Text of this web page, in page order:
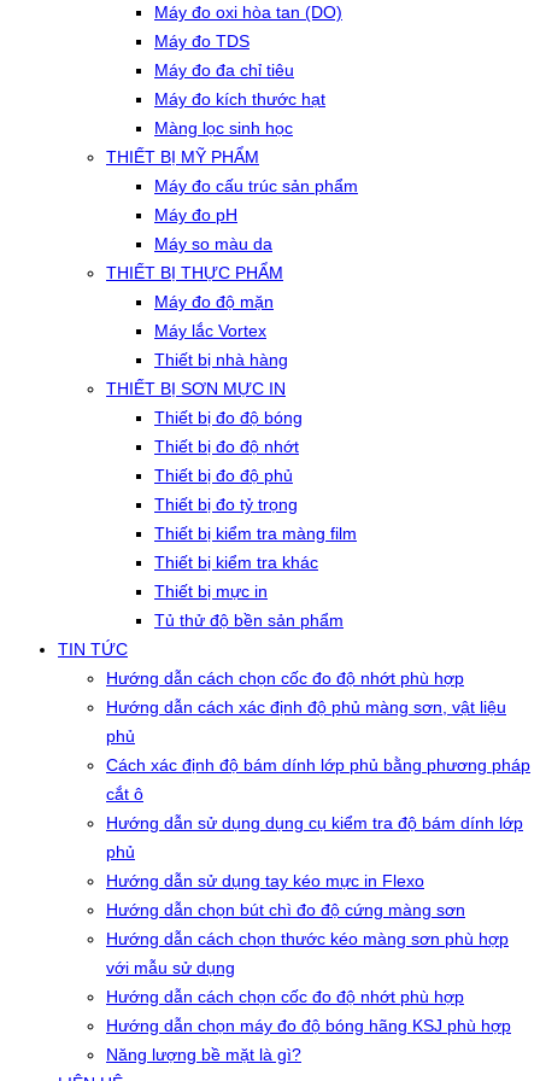
Máy đo oxi hòa tan (DO)
Máy đo TDS
Máy đo đa chỉ tiêu
Máy đo kích thước hạt
Màng lọc sinh học
THIẾT BỊ MỸ PHẨM
Máy đo cấu trúc sản phẩm
Máy đo pH
Máy so màu da
THIẾT BỊ THỰC PHẨM
Máy đo độ mặn
Máy lắc Vortex
Thiết bị nhà hàng
THIẾT BỊ SƠN MỰC IN
Thiết bị đo độ bóng
Thiết bị đo độ nhớt
Thiết bị đo độ phủ
Thiết bị đo tỷ trọng
Thiết bị kiểm tra màng film
Thiết bị kiểm tra khác
Thiết bị mực in
Tủ thử độ bền sản phẩm
TIN TỨC
Hướng dẫn cách chọn cốc đo độ nhớt phù hợp
Hướng dẫn cách xác định độ phủ màng sơn, vật liệu
phủ
Cách xác định độ bám dính lớp phủ bằng phương pháp
cắt ô
Hướng dẫn sử dụng dụng cụ kiểm tra độ bám dính lớp
phủ
Hướng dẫn sử dụng tay kéo mực in Flexo
Hướng dẫn chọn bút chì đo độ cứng màng sơn
Hướng dẫn cách chọn thước kéo màng sơn phù hợp
với mẫu sử dụng
Hướng dẫn cách chọn cốc đo độ nhớt phù hợp
Hướng dẫn chọn máy đo độ bóng hãng KSJ phù hợp
Năng lượng bề mặt là gì?